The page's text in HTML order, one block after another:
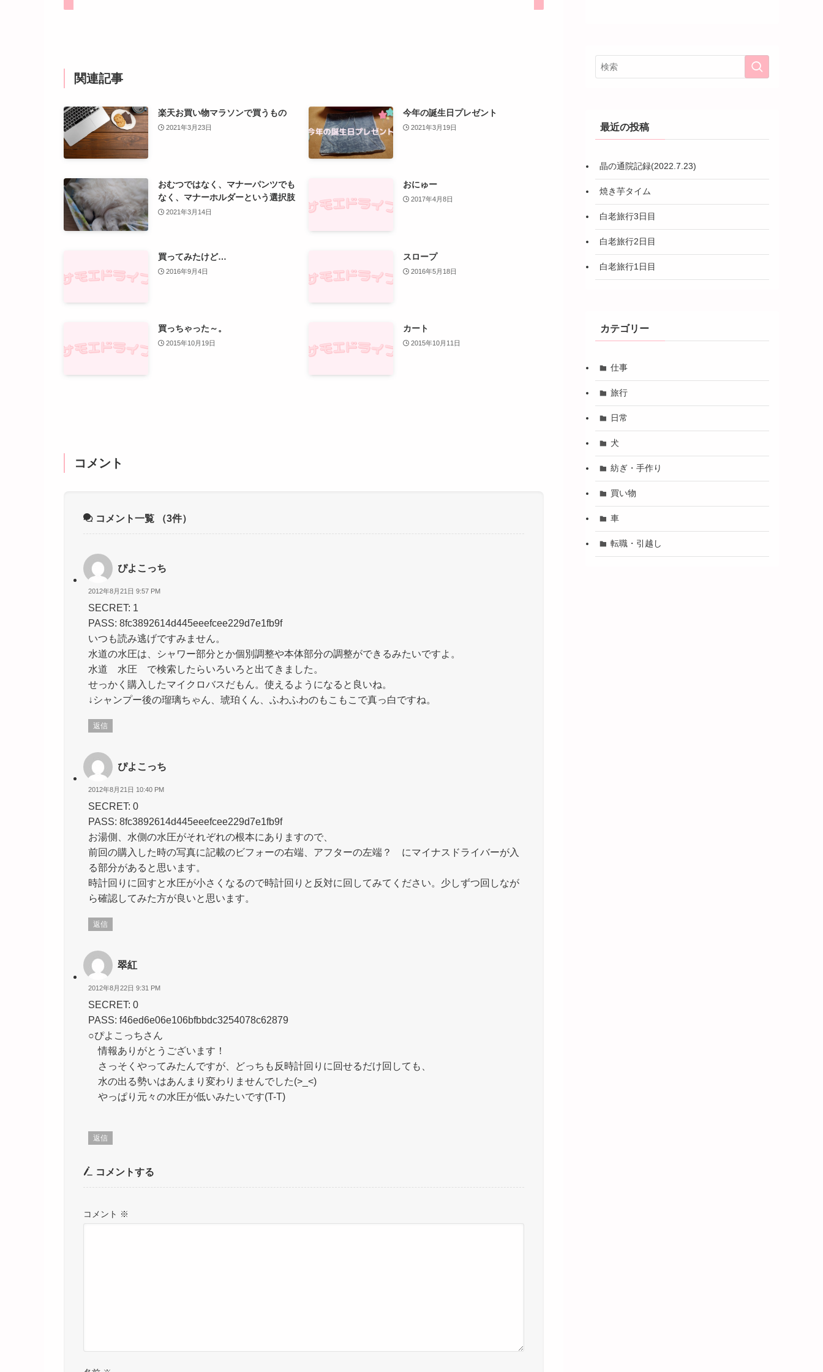
関連記事
楽天お買い物マラソンで買うもの
2021年3月23日
今年の誕生日プレゼント
2021年3月19日
おむつではなく、マナーパンツでも
なく、マナーホルダーという選択肢
2021年3月14日
おにゅー
2017年4月8日
買ってみたけど…
2016年9月4日
スロープ
2016年5月18日
買っちゃった～。
2015年10月19日
カート
2015年10月11日
コメント
コメント一覧 （3件）
ぴよこっち
2012年8月21日 9:57 PM
SECRET: 1
PASS: 8fc3892614d445eeefcee229d7e1fb9f
いつも読み逃げですみません。
水道の水圧は、シャワー部分とか個別調整や本体部分の調整ができるみたいですよ。
水道 水圧 で検索したらいろいろと出てきました。
せっかく購入したマイクロバスだもん。使えるようになると良いね。
↓シャンプー後の瑠璃ちゃん、琥珀くん、ふわふわのもこもこで真っ白ですね。
返信
ぴよこっち
2012年8月21日 10:40 PM
SECRET: 0
PASS: 8fc3892614d445eeefcee229d7e1fb9f
お湯側、水側の水圧がそれぞれの根本にありますので、
前回の購入した時の写真に記載のビフォーの右端、アフターの左端？ にマイナスドライバーが入
る部分があると思います。
時計回りに回すと水圧が小さくなるので時計回りと反対に回してみてください。少しずつ回しなが
ら確認してみた方が良いと思います。
返信
翠紅
2012年8月22日 9:31 PM
SECRET: 0
PASS: f46ed6e06e106bfbbdc3254078c62879
○ぴよこっちさん
情報ありがとうございます！
さっそくやってみたんですが、どっちも反時計回りに回せるだけ回しても、
水の出る勢いはあんまり変わりませんでした(>_<)
やっぱり元々の水圧が低いみたいです(T-T)
返信
コメントする
コメント ※
最近の投稿
晶の通院記録(2022.7.23)
焼き芋タイム
白老旅行3日目
白老旅行2日目
白老旅行1日目
カテゴリー
仕事
旅行
日常
犬
紡ぎ・手作り
買い物
車
転職・引越し